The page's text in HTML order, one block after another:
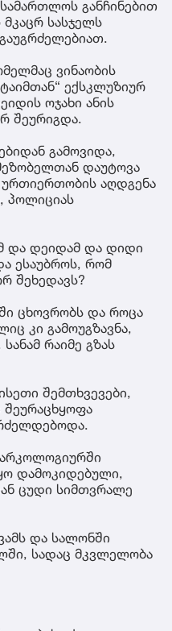
განჩინებით
სასჯელს
ვინაობის
ექსკლუზიურ
ოჯახი ანის
შეურიგდა.
გამოვიდა,
დაუტოვა
აღდგენა
პოლიციას
და დეიდამ და დიდი
ესაუბროს, რომ
შეხედავს?
ცხოვრობს და როცა
კი გამოუგზავნა,
რაიმე გზას
შემთხვევები,
დამოკიდებული,
ცუდი სიმთვრალე
და სალონში
სადაც მკვლელობა